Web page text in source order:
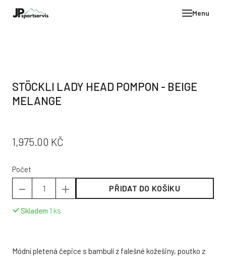
Menu
STÖCKLI LADY HEAD POMPON - BEIGE
MELANGE
CENA:
1,975.00 KČ
Počet
PŘIDAT DO KOŠÍKU
Skladem 1 ks
Módní pletená čepice s bambulí z falešné kožešiny, poutko z